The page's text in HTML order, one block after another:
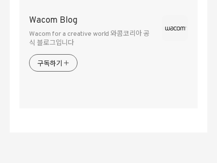
Wacom Blog
Wacom for a creative world 와콤코리아 공
식 블로그입니다
구독하기